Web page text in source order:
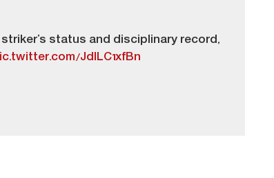
status and disciplinary record,
JdlLC1xfBn